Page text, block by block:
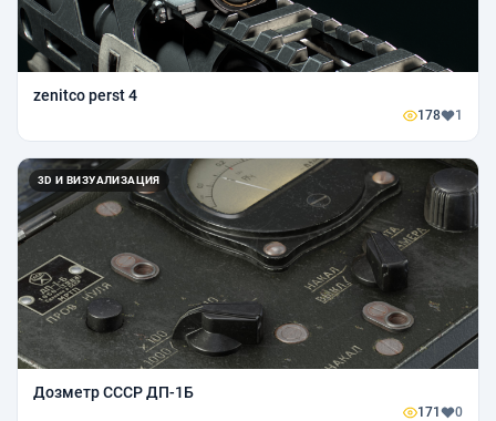
zenitco perst 4
178 1
3D И ВИЗУАЛИЗАЦИЯ
Дозметр СССР ДП-1Б
171 0